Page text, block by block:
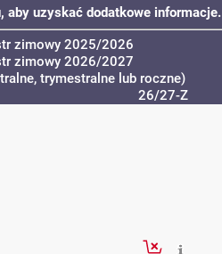
aby uzyskać dodatkowe informacje.
zimowy 2025/2026
zimowy 2026/2027
trymestralne lub roczne)
26/27-Z